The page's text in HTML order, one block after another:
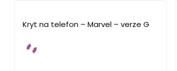
Kryt na telefon – Marvel – verze G